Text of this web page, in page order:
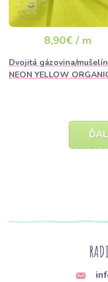
8,90€ / m
Dvojitá gázovina/mušelín
NEON YELLOW